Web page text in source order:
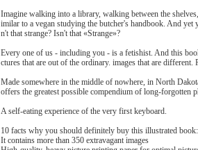
Imagine walking into a library, walking between the
imilar to a vegan studying the butcher's handbook. And
n't that strange? Isn't that «Strange»?
Every one of us - including you - is a fetishist. And this
ctures that are out of the ordinary. images that are
Made somewhere in the middle of nowhere, in North
offers the greatest possible compendium of long-forgotten
A self-eating experience of the very first keyboard.
10 facts why you should definitely buy this illustrated book:
It contains more than 350 extravagant images